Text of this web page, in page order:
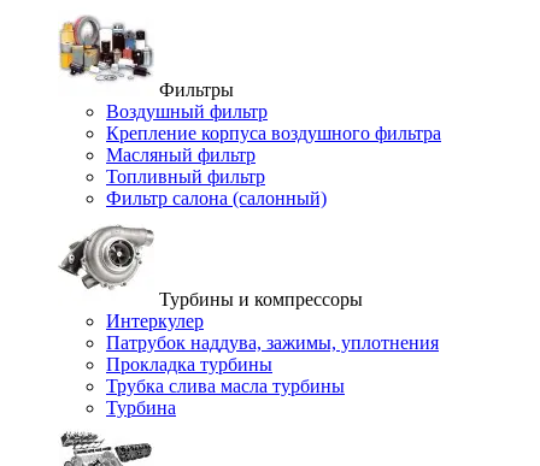
Фильтры
Воздушный фильтр
Крепление корпуса воздушного фильтра
Масляный фильтр
Топливный фильтр
Фильтр салона (салонный)
Турбины и компрессоры
Интеркулер
Патрубок наддува, зажимы, уплотнения
Прокладка турбины
Трубка слива масла турбины
Турбина